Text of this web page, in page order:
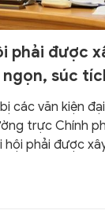
phải được
súc
các văn kiện
trực Chính
hội phải được
tích, có tính bứt